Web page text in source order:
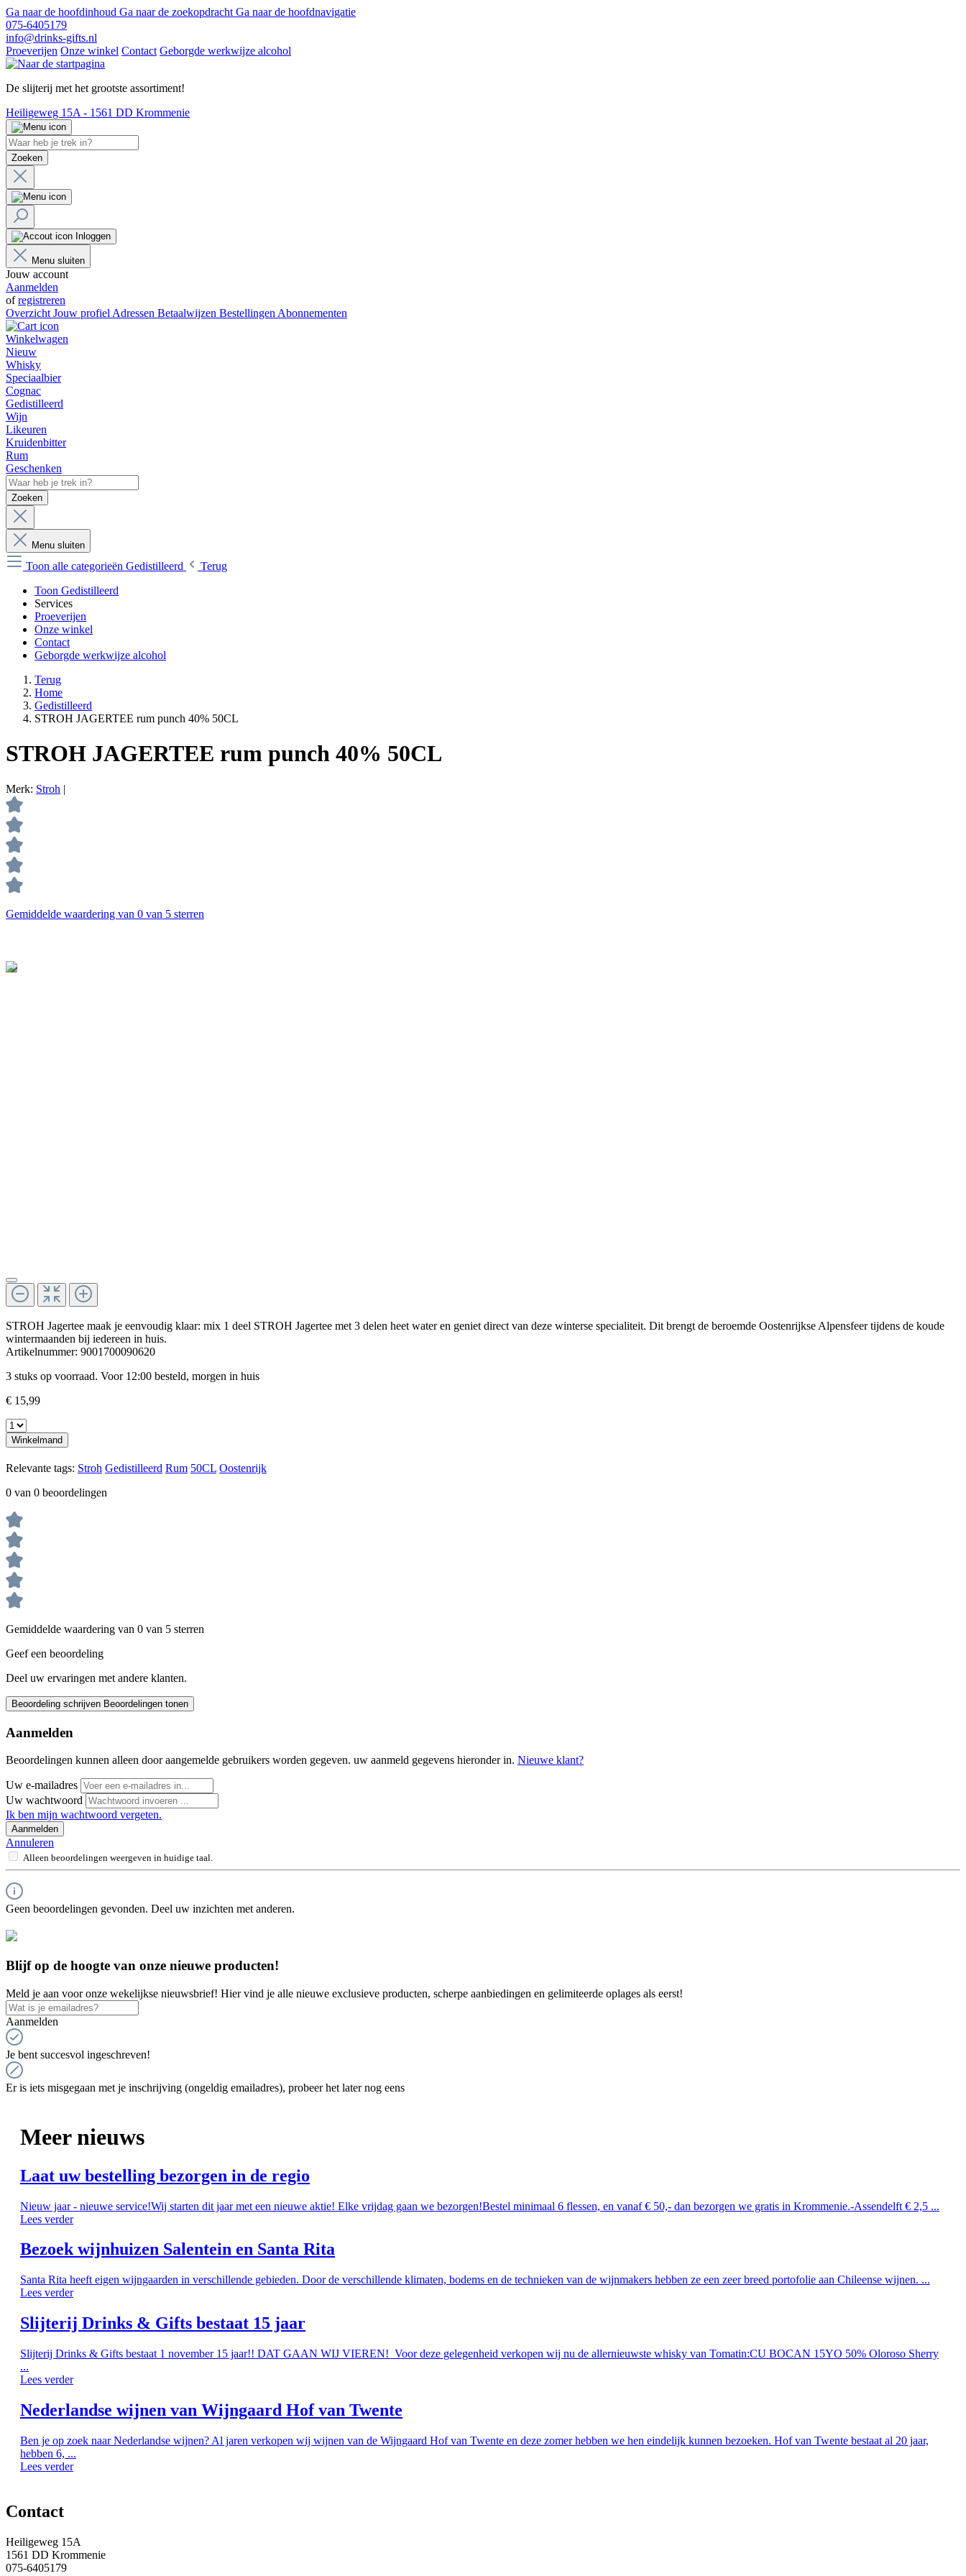
Ga naar de hoofdinhoud Ga naar de zoekopdracht Ga naar de hoofdnavigatie
075-6405179
info@drinks-gifts.nl
Proeverijen Onze winkel Contact Geborgde werkwijze alcohol
De slijterij met het grootste assortiment!
Heiligeweg 15A - 1561 DD Krommenie
Zoeken
Inloggen
Menu sluiten
Jouw account
Aanmelden
ofregistreren
Overzicht Jouw profiel Adressen Betaalwijzen Bestellingen Abonnementen
Winkelwagen
Nieuw
Whisky
Speciaalbier
Cognac
Gedistilleerd
Wijn
Likeuren
Kruidenbitter
Rum
Geschenken
Zoeken
Menu sluiten
Toon alle categorieën Gedistilleerd
Terug
Toon Gedistilleerd
Services
Proeverijen
Onze winkel
Contact
Geborgde werkwijze alcohol
Terug
Home
Gedistilleerd
STROH JAGERTEE rum punch 40% 50CL
STROH JAGERTEE rum punch 40% 50CL
Merk: Stroh |
Gemiddelde waardering van 0 van 5 sterren
STROH Jagertee maak je eenvoudig klaar: mix 1 deel STROH Jagertee met 3 delen heet water en geniet direct van deze winterse specialiteit. Dit brengt de beroemde Oostenrijkse Alpensfeer tijdens de koude
wintermaanden bij iedereen in huis.
Artikelnummer: 9001700090620
3 stuks op voorraad. Voor 12:00 besteld, morgen in huis
€ 15,99
Winkelmand
Relevante tags: Stroh Gedistilleerd Rum 50CL Oostenrijk
0 van 0 beoordelingen
Gemiddelde waardering van 0 van 5 sterren
Geef een beoordeling
Deel uw ervaringen met andere klanten.
Beoordeling schrijven Beoordelingen tonen
Aanmelden
Beoordelingen kunnen alleen door aangemelde gebruikers worden gegeven. uw aanmeld gegevens hieronder in. Nieuwe klant?
Uw e-mailadres
Uw wachtwoord
Ik ben mijn wachtwoord vergeten.
Aanmelden
Annuleren
Alleen beoordelingen weergeven in huidige taal.
Geen beoordelingen gevonden. Deel uw inzichten met anderen.
Blijf op de hoogte van onze nieuwe producten!
Meld je aan voor onze wekelijkse nieuwsbrief! Hier vind je alle nieuwe exclusieve producten, scherpe aanbiedingen en gelimiteerde oplages als eerst!
Aanmelden
Je bent succesvol ingeschreven!
Er is iets misgegaan met je inschrijving (ongeldig emailadres), probeer het later nog eens
Meer nieuws
Laat uw bestelling bezorgen in de regio
Nieuw jaar - nieuwe service!Wij starten dit jaar met een nieuwe aktie! Elke vrijdag gaan we bezorgen!Bestel minimaal 6 flessen, en vanaf € 50,- dan bezorgen we gratis in Krommenie.-Assendelft € 2,5 ...
Lees verder
Bezoek wijnhuizen Salentein en Santa Rita
Santa Rita heeft eigen wijngaarden in verschillende gebieden. Door de verschillende klimaten, bodems en de technieken van de wijnmakers hebben ze een zeer breed portofolie aan Chileense wijnen. ...
Lees verder
Slijterij Drinks & Gifts bestaat 15 jaar
Slijterij Drinks & Gifts bestaat 1 november 15 jaar!! DAT GAAN WIJ VIEREN! Voor deze gelegenheid verkopen wij nu de allernieuwste whisky van Tomatin:CU BOCAN 15YO 50% Oloroso Sherry
...
Lees verder
Nederlandse wijnen van Wijngaard Hof van Twente
Ben je op zoek naar Nederlandse wijnen? Al jaren verkopen wij wijnen van de Wijngaard Hof van Twente en deze zomer hebben we hen eindelijk kunnen bezoeken. Hof van Twente bestaat al 20 jaar,
hebben 6, ...
Lees verder
Contact
Heiligeweg 15A
1561 DD Krommenie
075-6405179